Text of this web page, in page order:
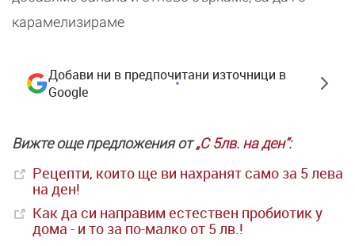
карамелизираме
Добави ни в предпочитани източници в
Google
Вижте още предложения от„С 5лв. на ден“:
Рецепти, които ще ви нахранят само за 5 лева
на ден!
Как да си направим естествен пробиотик у
дома - и то за по-малко от 5 лв.!